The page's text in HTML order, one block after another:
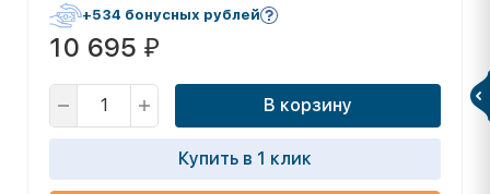
+534 бонусных рублей
10 695 ₽
В корзину
Купить в 1 клик